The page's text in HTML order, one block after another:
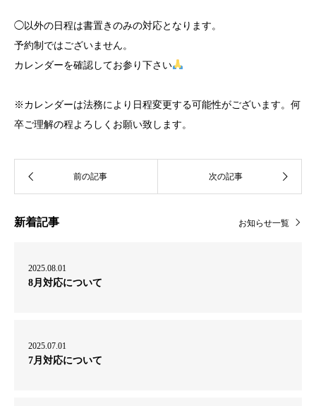
◯以外の日程は書置きのみの対応となります。
予約制ではございません。
カレンダーを確認してお参り下さい
※カレンダーは法務により日程変更する可能性がございます。何
卒ご理解の程よろしくお願い致します。
新着記事 お知らせ一覧
2025.08.01
8月対応について
2025.07.01
7月対応について